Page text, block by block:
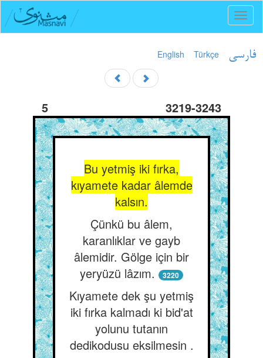
English Türkçe فارسی
5 3219-3243
Bu yetmiş iki fırka,
kıyamete kadar âlemde
kalsın.
Çünkü bu âlem,
karanlıklar ve gayb
âlemidir. Gölge için bir
yeryüzü lâzım.
3220
Kıyamete dek şu yetmiş
iki fırka kalmadı ki bid'at
yolunu tutanın
dedikodusu eksilmesin .